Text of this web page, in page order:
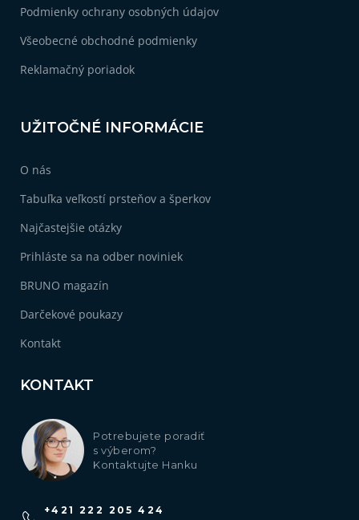
Podmienky ochrany osobných údajov
Všeobecné obchodné podmienky
Reklamačný poriadok
UŽITOČNÉ INFORMÁCIE
O nás
Tabuľka veľkostí prsteňov a šperkov
Najčastejšie otázky
Prihláste sa na odber noviniek
BRUNO magazín
Darčekové poukazy
Kontakt
KONTAKT
Potrebujete poradiť
s výberom?
Kontaktujte Hanku
+421 222 205 424